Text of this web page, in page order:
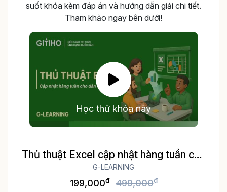
suốt khóa kèm đáp án và hướng dẫn giải chi tiết.
Tham khảo ngay bên dưới!
Học thử khóa này
Thủ thuật Excel cập nhật hàng tuần cho
dân văn phòng
G-LEARNING
199,000đ 499,000đ